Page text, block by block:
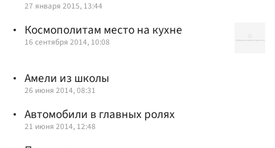
27 января 2015, 13:44
Космополитам место на кухне
16 сентября 2014, 10:08
Амели из школы
26 июня 2014, 08:31
Автомобили в главных ролях
21 июня 2014, 12:48